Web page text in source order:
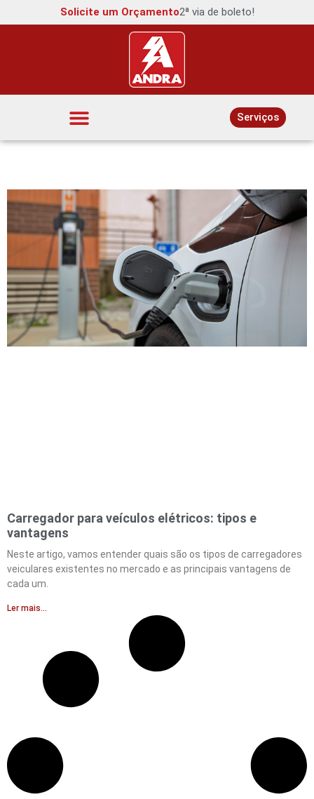
Solicite um Orçamento2ª via de boleto!
Serviços
Carregador para veículos elétricos: tipos e
vantagens
Neste artigo, vamos entender quais são os tipos de carregadores
veiculares existentes no mercado e as principais vantagens de
cada um.
Ler mais...